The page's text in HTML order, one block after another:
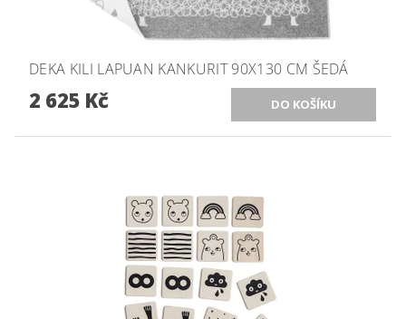
DEKA KILI LAPUAN KANKURIT 90X130 CM ŠEDÁ
2 625 Kč